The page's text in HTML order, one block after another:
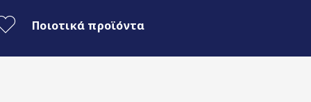
Ποιοτικά προϊόντα